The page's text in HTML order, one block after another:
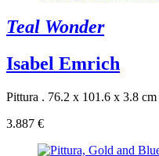
Teal Wonder
Isabel Emrich
Pittura . 76.2 x 101.6 x 3.8 cm
3.887 €